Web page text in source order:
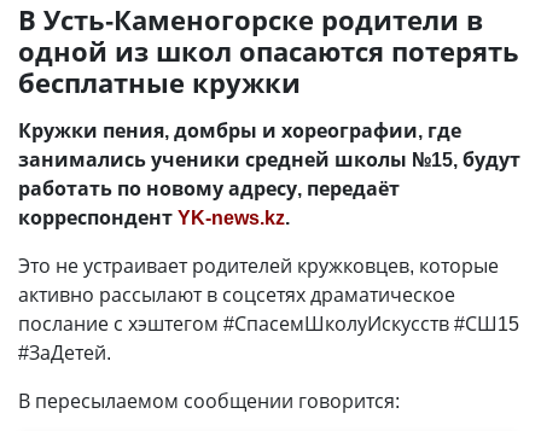
В Усть-Каменогорске родители в
одной из школ опасаются потерять
бесплатные кружки
Кружки пения, домбры и хореографии, где
занимались ученики средней школы №15, будут
работать по новому адресу, передаёт
корреспондентYK-news.kz.
Это не устраивает родителей кружковцев, которые
активно рассылают в соцсетях драматическое
послание с хэштегом #СпасемШколуИскусств #СШ15
#ЗаДетей.
В пересылаемом сообщении говорится: